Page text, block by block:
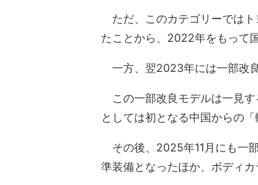
ただ、このカテゴリーではト
たことから、2022年をもって
一方、翌2023年には一部改
この一部改良モデルは一見
としては初となる中国からの
その後、2025年11月にも一
準装備となったほか、ボディ